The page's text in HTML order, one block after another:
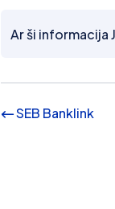
Ar ši informacija
SEB Banklink